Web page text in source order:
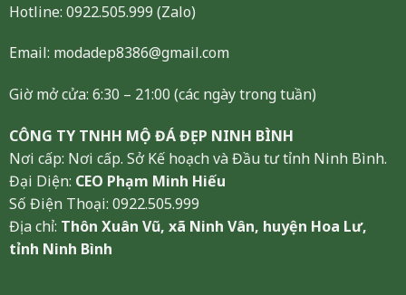
Hotline: 0922.505.999 (Zalo)
Email: modadep8386@gmail.com
Giờ mở cửa: 6:30 – 21:00 (các ngày trong tuần)
CÔNG TY TNHH MỘ ĐÁ ĐẸP NINH BÌNH
Nơi cấp: Nơi cấp. Sở Kế hoạch và Đầu tư tỉnh Ninh Bình.
Đại Diện: CEO Phạm Minh Hiếu
Số Điện Thoại: 0922.505.999
Địa chỉ: Thôn Xuân Vũ, xã Ninh Vân, huyện Hoa Lư,
tỉnh Ninh Bình